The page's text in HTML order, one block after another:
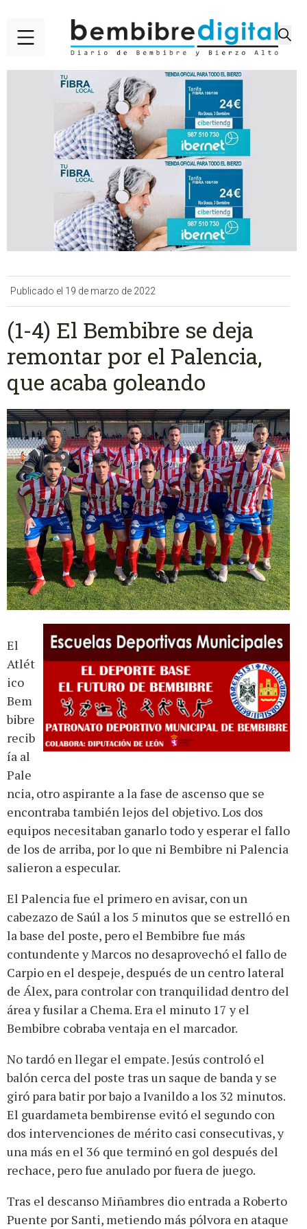
Publicado el 19 de marzo de 2022
(1-4) El Bembibre se deja
remontar por el Palencia,
que acaba goleando
El
Atlét
ico
Bem
bibre
recib
ía al
Pale
ncia, otro aspirante a la fase de ascenso que se
encontraba también lejos del objetivo. Los dos
equipos necesitaban ganarlo todo y esperar el fallo
de los de arriba, por lo que ni Bembibre ni Palencia
salieron a especular.
El Palencia fue el primero en avisar, con un
cabezazo de Saúl a los 5 minutos que se estrelló en
la base del poste, pero el Bembibre fue más
contundente y Marcos no desaprovechó el fallo de
Carpio en el despeje, después de un centro lateral
de Álex, para controlar con tranquilidad dentro del
área y fusilar a Chema. Era el minuto 17 y el
Bembibre cobraba ventaja en el marcador.
No tardó en llegar el empate. Jesús controló el
balón cerca del poste tras un saque de banda y se
giró para batir por bajo a Ivanildo a los 32 minutos.
El guardameta bembirense evitó el segundo con
dos intervenciones de mérito casi consecutivas, y
una más en el 36 que terminó en gol después del
rechace, pero fue anulado por fuera de juego.
Tras el descanso Miñambres dio entrada a Roberto
Puente por Santi, metiendo más pólvora en ataque